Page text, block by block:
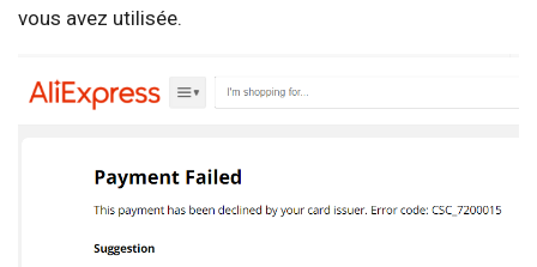
vous avez utilisée.